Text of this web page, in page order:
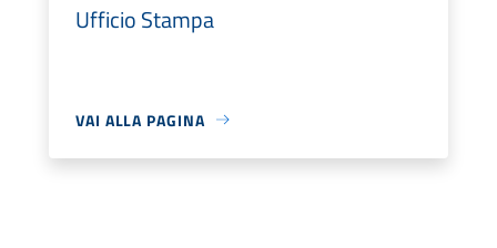
Ufficio Stampa
VAI ALLA PAGINA